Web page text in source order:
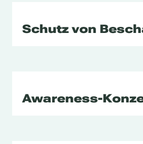
Schutz von
Awareness-